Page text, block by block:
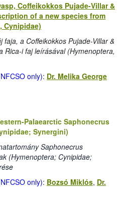
Coffeikokkos Pujade-Villar &
of a new species from
Cynipidae)
a Coffeikokkos Pujade-Villar &
Rica-i faj leírásával (Hymenoptera,
only): Dr. Melika George
Palaearctic Saphonecrus
Synergini)
Saphonecrus
(Hymenoptera; Cynipidae;
only): Bozsó Miklós, Dr.